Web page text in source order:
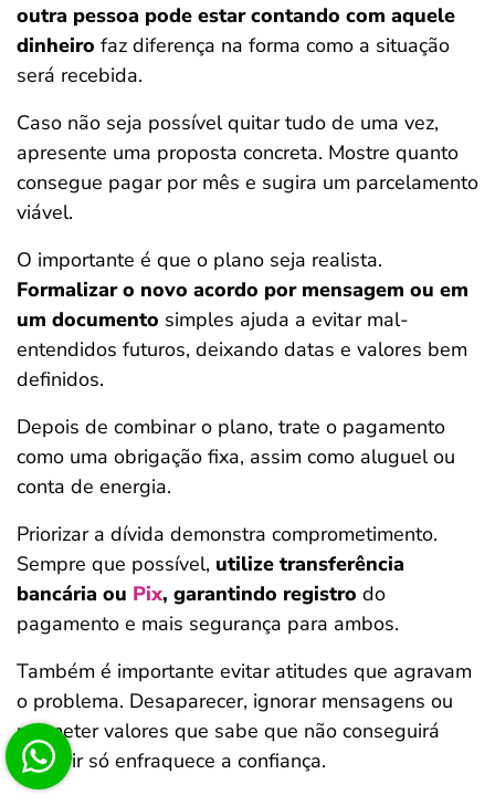
outra pessoa pode estar contando com aquele
dinheiro faz diferença na forma como a situação
será recebida.
Caso não seja possível quitar tudo de uma vez,
apresente uma proposta concreta. Mostre quanto
consegue pagar por mês e sugira um parcelamento
viável.
O importante é que o plano seja realista.
Formalizar o novo acordo por mensagem ou em
um documento simples ajuda a evitar mal-
entendidos futuros, deixando datas e valores bem
definidos.
Depois de combinar o plano, trate o pagamento
como uma obrigação fixa, assim como aluguel ou
conta de energia.
Priorizar a dívida demonstra comprometimento.
Sempre que possível, utilize transferência
bancária ou Pix, garantindo registro do
pagamento e mais segurança para ambos.
Também é importante evitar atitudes que agravam
o problema. Desaparecer, ignorar mensagens ou
prometer valores que sabe que não conseguirá
cumprir só enfraquece a confiança.